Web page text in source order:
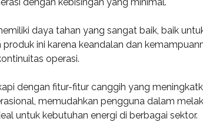
daya tahan yang sangat baik, baik
produk ini karena keandalan dan
operasi.
dengan fitur-fitur canggih yang
memudahkan pengguna dalam
untuk kebutuhan energi di berbagai sektor.